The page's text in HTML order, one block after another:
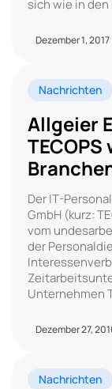
sich wie in
Dezember 1, 2017
Nachrichten
Allgeier
Der IT-
GmbH (kurz:
vom
der
Unternehmen
Dezember 27,
Nachrichten